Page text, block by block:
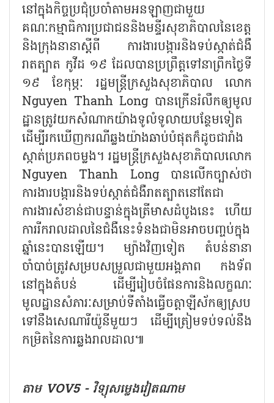
នៅក្នុងកិច្ចប្រជុំប្រចាំតាមអនឡាញជាមួយ
គណៈកម្មាធិការប្រជាជននិងមន្ទីរសុខាភិបាលនៃខេត្ត
និងក្រុងនានាស្តីពី ការងារបង្ការនិងទប់ស្កាត់ជំងឺ
រាតត្បាត កូវីដ ១៩ ដែលបានប្រព្រឹត្តទៅនាព្រឹកថ្ងៃទី
១៩ ខែកុម្ភៈ រដ្ឋមន្រ្តីក្រសួងសុខាភិបាល លោក
Nguyen Thanh Long បានក្រើនរំលឹកឲ្យមូល
ដ្ឋានត្រូវយកសំណាកយ៉ាងទូលំទូលាយបន្ថែមទៀត
ដើម្បីរកឃើញករណីឆ្លងយ៉ាងឆាប់បំផុតក៏ដូចជារាំង
ស្កាត់ប្រភពចម្លង។ រដ្ឋមន្រ្តីក្រសួងសុខាភិបាលលោក
Nguyen Thanh Long បានលើកច្បាស់ថា
ការងារបង្ការនិងទប់ស្កាត់ជំងឺរាតត្បាតនៅតែជា
ការងារសំខាន់ជាបន្ទាន់ក្នុងត្រីមាសដំបូងនេះ ហើយ
ការរីករាលដាលនៃជំងឺនេះទំនងជាមិនអាចបញ្ចប់ក្នុង
ឆ្នាំនេះបានឡើយ។ ម្យ៉ាងវិញទៀត តំបន់នានា
ចាំបាច់ត្រូវសម្របសម្រួលជាមួយអង្គភាព កងទ័ព
នៅក្នុងតំបន់ ដើម្បីរៀបចំផែនការនិងលក្ខណៈ
មូលដ្ឋានសំភារៈសម្រាប់ទីតាំងធ្វើចត្តាឡីស័កឲ្យស្រប
ទៅនឹងសេណារីយ៉ូនីមួយៗ ដើម្បីត្រៀមទប់ទល់នឹង
កម្រិតនៃការឆ្លងរាលដាល៕
តាម​ VOV5 - វិទ្យុសម្លេងវៀតណាម